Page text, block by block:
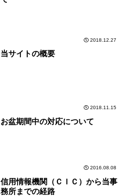
2018.12.27
当サイトの概要
2018.11.15
お盆期間中の対応について
2016.08.08
信用情報機関（ＣＩＣ）から当事
務所までの経路